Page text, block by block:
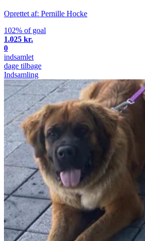
Oprettet af: Pernille Hocke
102% of goal
1.025 kr.
0
indsamlet
dage tilbage
Indsamling